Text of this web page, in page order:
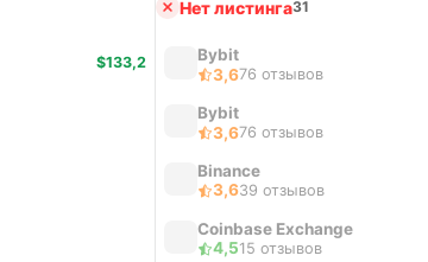
$133,2
Нет листинга31
Bybit
3,676 отзывов
Bybit
3,676 отзывов
Binance
3,639 отзывов
Coinbase Exchange
4,515 отзывов